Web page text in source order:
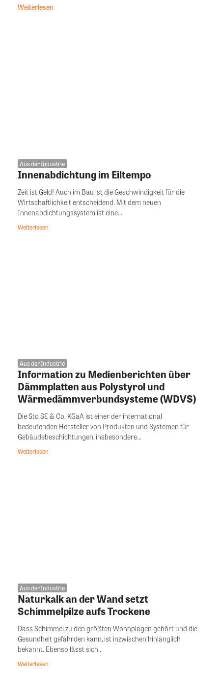
Weiterlesen
Aus der Industrie
Innenabdichtung im Eiltempo
Zeit ist Geld! Auch im Bau ist die Geschwindigkeit für die
Wirtschaftlichkeit entscheidend. Mit dem neuen
Innenabdichtungssystem ist eine...
Weiterlesen
Aus der Industrie
Information zu Medienberichten über
Dämmplatten aus Polystyrol und
Wärmedämmverbundsysteme (WDVS)
Die Sto SE & Co. KGaA ist einer der international
bedeutenden Hersteller von Produkten und Systemen für
Gebäudebeschichtungen, insbesondere...
Weiterlesen
Aus der Industrie
Naturkalk an der Wand setzt
Schimmelpilze aufs Trockene
Dass Schimmel zu den größten Wohnplagen gehört und die
Gesundheit gefährden kann, ist inzwischen hinlänglich
bekannt. Ebenso lässt sich...
Weiterlesen